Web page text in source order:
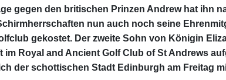
gegen den britischen Prinzen Andrew hat ihn
nun auch noch seine
gekostet. Der zweite Sohn von Königin
im Royal and Ancient Golf Club of St Andrews
der schottischen Stadt Edinburgh am Freitag